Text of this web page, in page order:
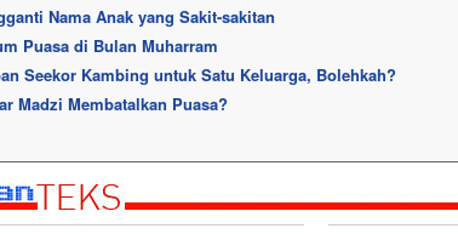
Nama Anak yang Sakit-sakitan
Puasa di Bulan Muharram
Seekor Kambing untuk Satu Keluarga, Bolehkah?
Madzi Membatalkan Puasa?